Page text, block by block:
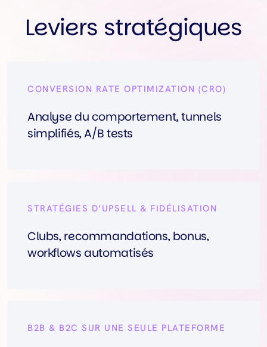
Leviers stratégiques
CONVERSION RATE OPTIMIZATION (CRO)
Analyse du comportement, tunnels
simplifiés, A/B tests
STRATÉGIES D’UPSELL & FIDÉLISATION
Clubs, recommandations, bonus,
workflows automatisés
B2B & B2C SUR UNE SEULE PLATEFORME